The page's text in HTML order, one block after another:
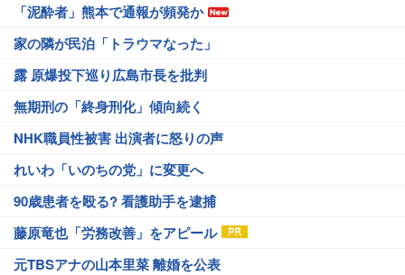
「泥酔者」熊本で通報が頻発か
家の隣が民泊「トラウマなった」
露 原爆投下巡り広島市長を批判
無期刑の「終身刑化」傾向続く
NHK職員性被害 出演者に怒りの声
れいわ「いのちの党」に変更へ
90歳患者を殴る? 看護助手を逮捕
藤原竜也「労務改善」をアピール
元TBSアナの山本里菜 離婚を公表